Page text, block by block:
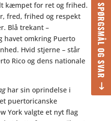
SPØRGSMÅL OG SVAR
kæmpet for ret og frihed.
fred, frihed og respekt
Blå trekant –
havet omkring Puerto
Hvid stjerne – står
Rico og dens nationale
har sin oprindelse i
puertoricanske
York valgte et nyt flag